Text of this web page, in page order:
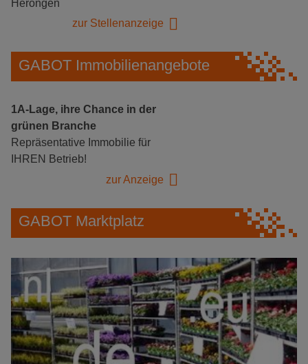
Herongen
zur Stellenanzeige
GABOT Immobilienangebote
1A-Lage, ihre Chance in der
grünen Branche
Repräsentative Immobilie für
IHREN Betrieb!
zur Anzeige
GABOT Marktplatz